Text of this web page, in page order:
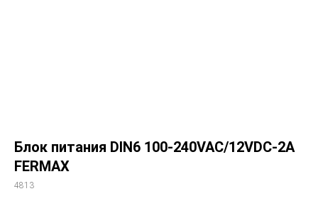
Блок питания DIN6 100-240VAC/12VDC-2A
FERMAX
4813